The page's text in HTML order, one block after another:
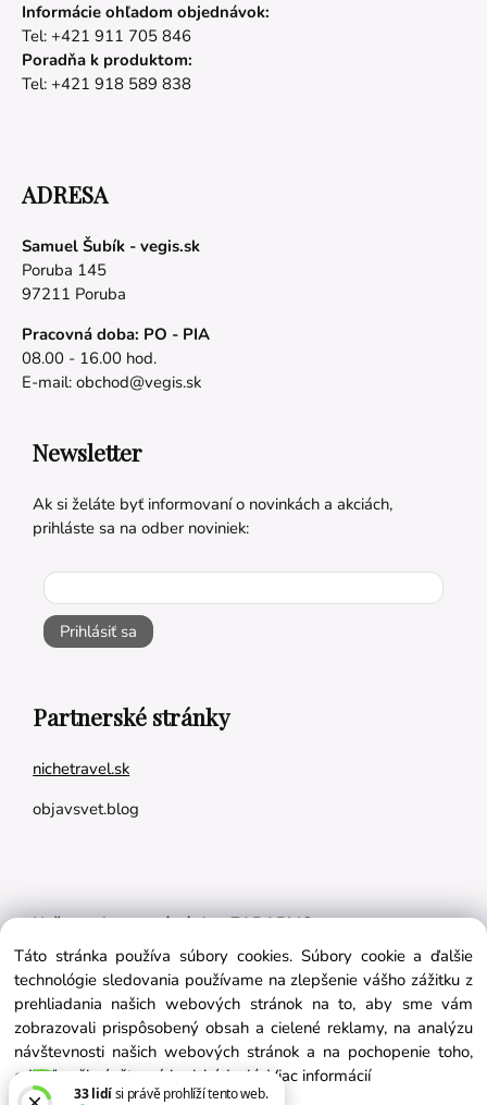
Informácie ohľadom objednávok:
Tel: +421 911 705 846
Poradňa k produktom:
Tel: +421 918 589 838
ADRESA
Samuel Šubík - vegis.sk
Poruba 145
97211 Poruba
Pracovná doba: PO - PIA
08.00 - 16.00 hod.
E-mail: obchod@vegis.sk
Newsletter
Ak si želáte byť informovaní o novinkách a akciách,
prihláste sa na odber noviniek:
Prihlásiť sa
Partnerské stránky
nichetravel.sk
objavsvet.blog
Naše appky pre vás úplne ZADARMO:
Tréningový plán na mieru
BMI kalkulačka
Vygeneruj si výživový plán na mieru
Táto stránka používa súbory cookies. Súbory cookie a ďalšie
technológie sledovania používame na zlepšenie vášho zážitku z
prehliadania našich webových stránok na to, aby sme vám
zobrazovali prispôsobený obsah a cielené reklamy, na analýzu
návštevnosti našich webových stránok a na pochopenie toho,
odkiaľ naši návštevníci prichádzajú. Viac informácií